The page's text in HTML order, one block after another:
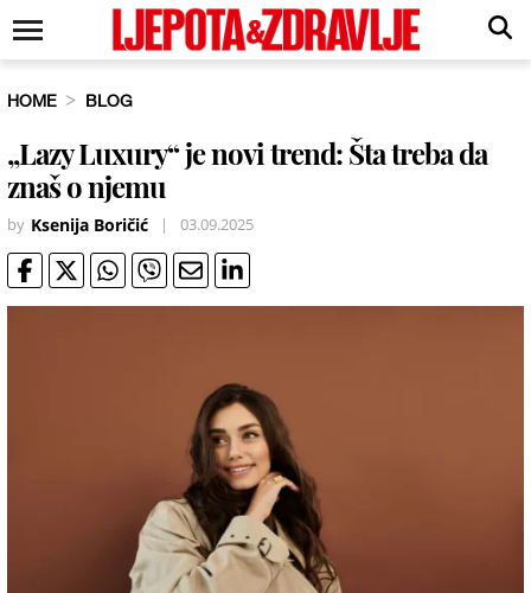
HOME BLOG
„Lazy Luxury“ je novi trend: Šta treba da
znaš o njemu
by Ksenija Boričić | 03.09.2025